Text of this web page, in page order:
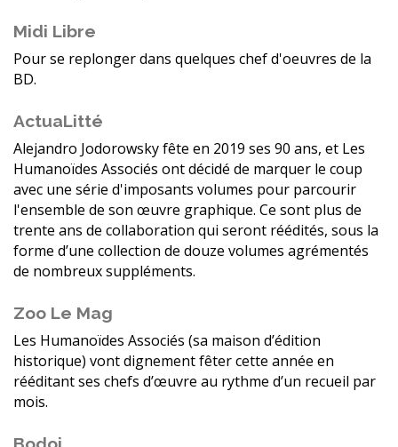
Midi Libre
Pour se replonger dans quelques chef d'oeuvres de la
BD.
ActuaLitté
Alejandro Jodorowsky fête en 2019 ses 90 ans, et Les
Humanoïdes Associés ont décidé de marquer le coup
avec une série d'imposants volumes pour parcourir
l'ensemble de son œuvre graphique. Ce sont plus de
trente ans de collaboration qui seront réédités, sous la
forme d’une collection de douze volumes agrémentés
de nombreux suppléments.
Zoo Le Mag
Les Humanoïdes Associés (sa maison d’édition
historique) vont dignement fêter cette année en
rééditant ses chefs d’œuvre au rythme d’un recueil par
mois.
Bodoi